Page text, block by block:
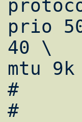
prio
40 \
mtu
#
#